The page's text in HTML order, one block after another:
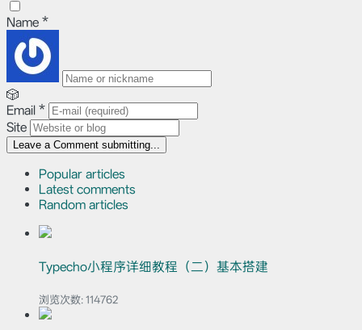
Name *
🎲
Email *
Site
Leave a Comment submitting...
Popular articles
Latest comments
Random articles
Typecho小程序详细教程（二）基本搭建
浏览次数: 114762